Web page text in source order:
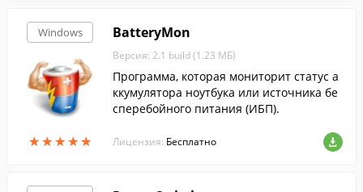
Windows
★★★★★
★★★★★
BatteryMon
Версия: 2.1 build (1.23 МБ)
Программа, которая мониторит статус а
ккумулятора ноутбука или источника бе
сперебойного питания (ИБП).
Лицензия: Бесплатно